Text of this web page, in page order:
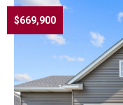
$669,900